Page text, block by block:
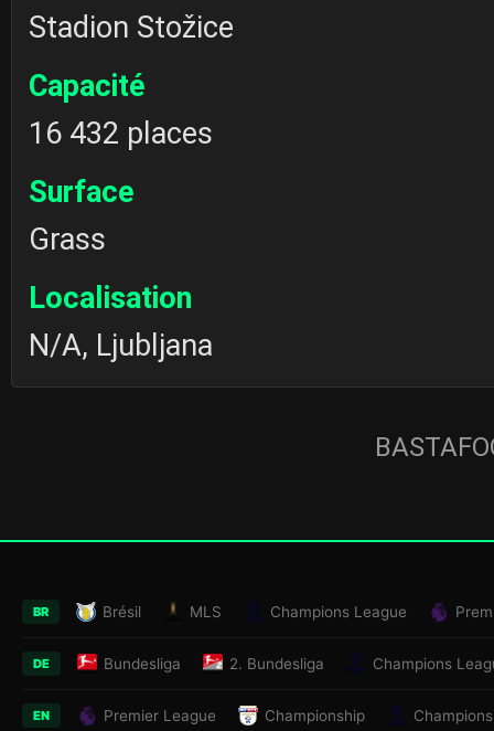
Stadion Stožice
Capacité
16 432 places
Surface
Grass
Localisation
N/A, Ljubljana
BR Brésil MLS Champions League
DE Bundesliga 2. Bundesliga Champions
EN Premier League Championship